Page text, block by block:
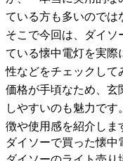
ている方も多いのでは
そこで今回は、ダイ
ている懐中電灯を実際
性などをチェックして
価格が手頃なため、玄
しやすいのも魅力で
徴や使用感を紹介しま
ダイソーで買った懐中